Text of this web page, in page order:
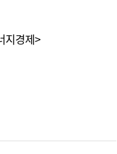
지경제>